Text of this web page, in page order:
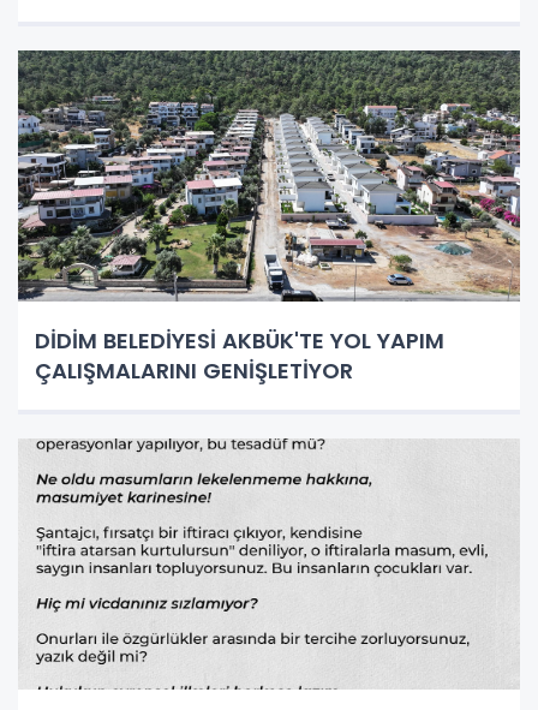
DİDİM BELEDİYESİ AKBÜK'TE YOL YAPIM
ÇALIŞMALARINI GENİŞLETİYOR